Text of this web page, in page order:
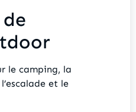
le camping, la
et le